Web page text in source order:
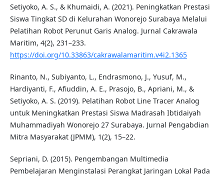
Setiyoko, A. S., & Khumaidi, A. (2021). Peningkatkan Prestasi
Siswa Tingkat SD di Kelurahan Wonorejo Surabaya Melalui
Pelatihan Robot Perunut Garis Analog. Jurnal Cakrawala
Maritim, 4(2), 231–233.
https://doi.org/10.33863/cakrawalamaritim.v4i2.1365
Rinanto, N., Subiyanto, L., Endrasmono, J., Yusuf, M.,
Hardiyanti, F., Afiuddin, A. E., Prasojo, B., Apriani, M., &
Setiyoko, A. S. (2019). Pelatihan Robot Line Tracer Analog
untuk Meningkatkan Prestasi Siswa Madrasah Ibtidaiyah
Muhammadiyah Wonorejo 27 Surabaya. Jurnal Pengabdian
Mitra Masyarakat (JPMM), 1(2), 15–22.
Sepriani, D. (2015). Pengembangan Multimedia
Pembelajaran Menginstalasi Perangkat Jaringan Lokal Pada